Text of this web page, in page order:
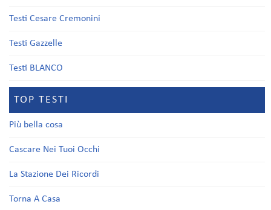
Testi Cesare Cremonini
Testi Gazzelle
Testi BLANCO
TOP TESTI
Più bella cosa
Cascare Nei Tuoi Occhi
La Stazione Dei Ricordi
Torna A Casa